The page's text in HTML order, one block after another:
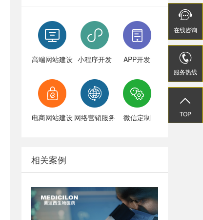
高端网站建设 小程序开发 APP开发
电商网站建设 网络营销服务 微信定制
相关案例

在线咨询

服务热线

TOP

在线咨询

服务热线

TOP